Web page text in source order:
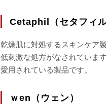
Cetaphil（セタフィル
乾燥肌に対処するスキンケア
低刺激な処方がなされていま
愛用されている製品です。
ｗen（ウェン）